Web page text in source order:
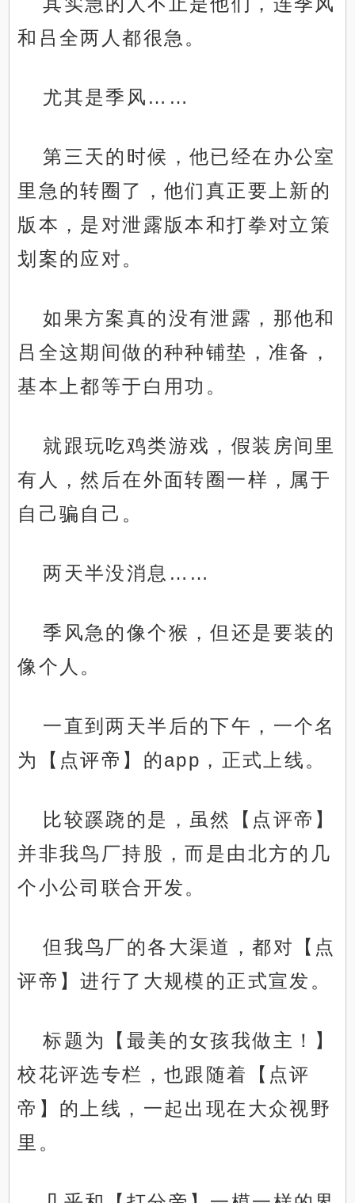
和吕全两人都很急。
尤其是季风……
第三天的时候，他已经在办公室
里急的转圈了，他们真正要上新的
版本，是对泄露版本和打拳对立策
划案的应对。
如果方案真的没有泄露，那他和
吕全这期间做的种种铺垫，准备，
基本上都等于白用功。
就跟玩吃鸡类游戏，假装房间里
有人，然后在外面转圈一样，属于
自己骗自己。
两天半没消息……
季风急的像个猴，但还是要装的
像个人。
一直到两天半后的下午，一个名
为【点评帝】的app，正式上线。
比较蹊跷的是，虽然【点评帝】
并非我鸟厂持股，而是由北方的几
个小公司联合开发。
但我鸟厂的各大渠道，都对【点
评帝】进行了大规模的正式宣发。
标题为【最美的女孩我做主！】
校花评选专栏，也跟随着【点评
帝】的上线，一起出现在大众视野
里。